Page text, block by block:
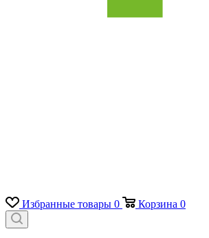
Избранные товары 0 Корзина 0